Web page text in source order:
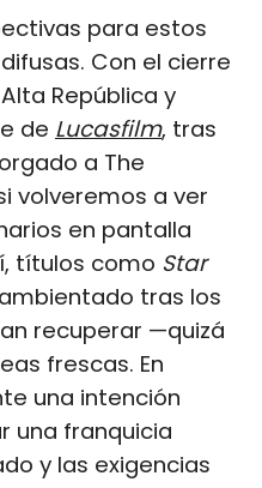
para estos
Con el cierre
República y
de Lucasfilm, tras
a The
volveremos a ver
en pantalla
títulos como Star
tras los
recuperar —quizá
frescas. En
una intención
una franquicia
y las exigencias